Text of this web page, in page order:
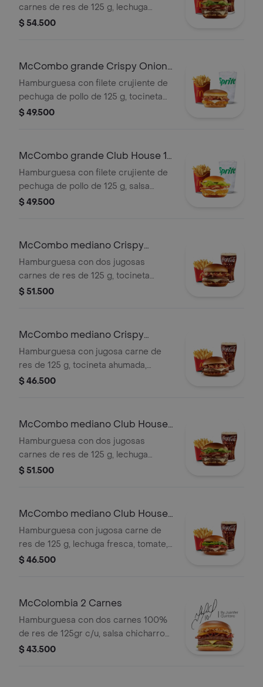
carnes de res de 125 g, lechuga
fresca, tomate, cebolla grillada,
suave tipo Brioche. Acompañada de
papas fritas grandes y bebida grande
a elección.
$ 54.500
McCombo grande Crispy Onion
Barbecue 1 Pechuga
Hamburguesa con filete crujiente de
pechuga de pollo de 125 g, tocineta
ahumada, queso blanco cremoso,
Acompañada de papas fritas grandes
y bebida grande a elección.
$ 49.500
McCombo grande Club House 1
Pechuga
Hamburguesa con filete crujiente de
pechuga de pollo de 125 g, salsa
especial, lechuga fresca, tomate,
Acompañada de papas fritas grandes
$ 49.500
McCombo mediano Crispy
Onion Barbecue 2 Carnes
Hamburguesa con dos jugosas
carnes de res de 125 g, tocineta
ahumada, queso blanco cremoso,
Acompañada de papas fritas
medianas y bebida mediana a
elección.
$ 51.500
McCombo mediano Crispy
Onion Barbecue 1 Carne
Hamburguesa con jugosa carne de
res de 125 g, tocineta ahumada,
queso blanco cremoso, cebolla
Acompañada de papas fritas
elección.
$ 46.500
McCombo mediano Club House
2 Carnes
Hamburguesa con dos jugosas
carnes de res de 125 g, lechuga
fresca, tomate, cebolla grillada,
suave tipo Brioche. Acompañada de
mediana a elección.
$ 51.500
McCombo mediano Club House 1
Carne
Hamburguesa con jugosa carne de
res de 125 g, lechuga fresca, tomate,
cebolla grillada, tocineta ahumada,
Acompañada de papas fritas
elección.
$ 46.500
McColombia 2 Carnes
Hamburguesa con dos carnes 100%
de res de 125gr c/u, salsa chicharron,
cebolla crispy, tajada de platano,
$ 43.500